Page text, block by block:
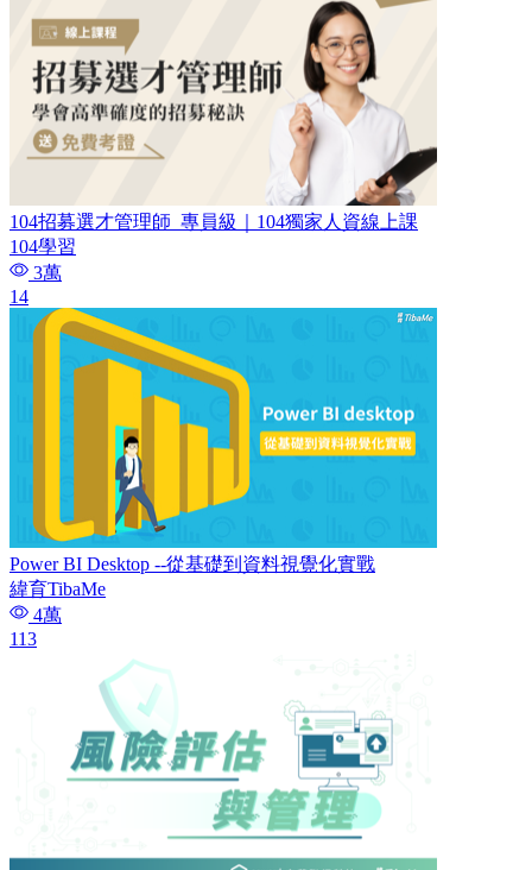
104招募選才管理師_專員級｜104獨家人資線上課
104學習
3萬
14
Power BI Desktop --從基礎到資料視覺化實戰
緯育TibaMe
4萬
113